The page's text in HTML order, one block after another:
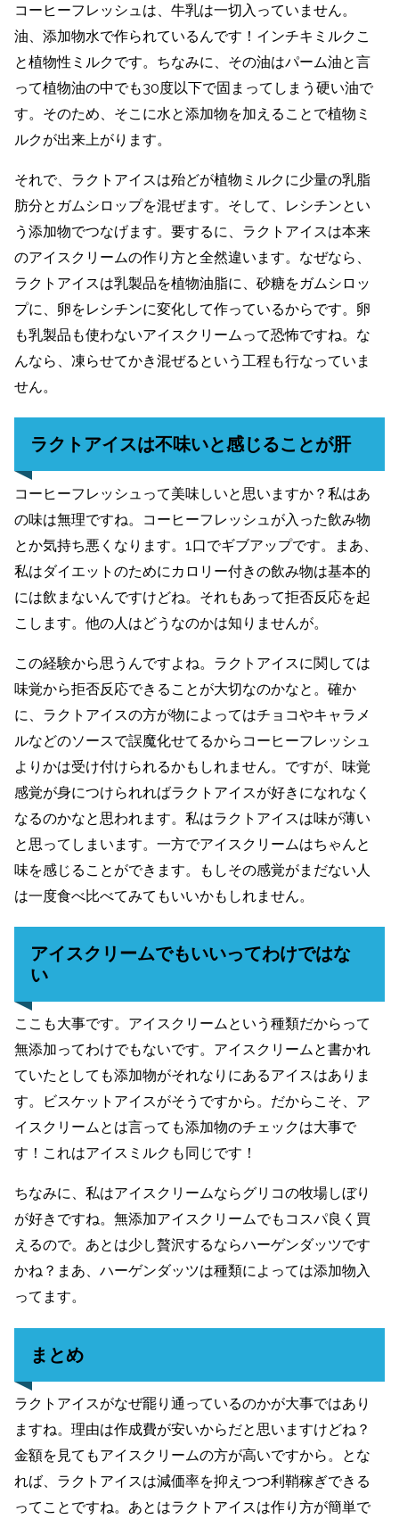
コーヒーフレッシュは、牛乳は一切入っていません。
油、添加物水で作られているんです！インチキミルクこ
と植物性ミルクです。ちなみに、その油はパーム油と言
って植物油の中でも30度以下で固まってしまう硬い油で
す。そのため、そこに水と添加物を加えることで植物ミ
ルクが出来上がります。
それで、ラクトアイスは殆どが植物ミルクに少量の乳脂
肪分とガムシロップを混ぜます。そして、レシチンとい
う添加物でつなげます。要するに、ラクトアイスは本来
のアイスクリームの作り方と全然違います。なぜなら、
ラクトアイスは乳製品を植物油脂に、砂糖をガムシロッ
プに、卵をレシチンに変化して作っているからです。卵
も乳製品も使わないアイスクリームって恐怖ですね。な
んなら、凍らせてかき混ぜるという工程も行なっていま
せん。
ラクトアイスは不味いと感じることが肝
コーヒーフレッシュって美味しいと思いますか？私はあ
の味は無理ですね。コーヒーフレッシュが入った飲み物
とか気持ち悪くなります。1口でギブアップです。まあ、
私はダイエットのためにカロリー付きの飲み物は基本的
には飲まないんですけどね。それもあって拒否反応を起
こします。他の人はどうなのかは知りませんが。
この経験から思うんですよね。ラクトアイスに関しては
味覚から拒否反応できることが大切なのかなと。確か
に、ラクトアイスの方が物によってはチョコやキャラメ
ルなどのソースで誤魔化せてるからコーヒーフレッシュ
よりかは受け付けられるかもしれません。ですが、味覚
感覚が身につけられればラクトアイスが好きになれなく
なるのかなと思われます。私はラクトアイスは味が薄い
と思ってしまいます。一方でアイスクリームはちゃんと
味を感じることができます。もしその感覚がまだない人
は一度食べ比べてみてもいいかもしれません。
アイスクリームでもいいってわけではな
い
ここも大事です。アイスクリームという種類だからって
無添加ってわけでもないです。アイスクリームと書かれ
ていたとしても添加物がそれなりにあるアイスはありま
す。ビスケットアイスがそうですから。だからこそ、ア
イスクリームとは言っても添加物のチェックは大事で
す！これはアイスミルクも同じです！
ちなみに、私はアイスクリームならグリコの牧場しぼり
が好きですね。無添加アイスクリームでもコスパ良く買
えるので。あとは少し贅沢するならハーゲンダッツです
かね？まあ、ハーゲンダッツは種類によっては添加物入
ってます。
まとめ
ラクトアイスがなぜ罷り通っているのかが大事ではあり
ますね。理由は作成費が安いからだと思いますけどね？
金額を見てもアイスクリームの方が高いですから。とな
れば、ラクトアイスは減価率を抑えつつ利鞘稼ぎできる
ってことですね。あとはラクトアイスは作り方が簡単で